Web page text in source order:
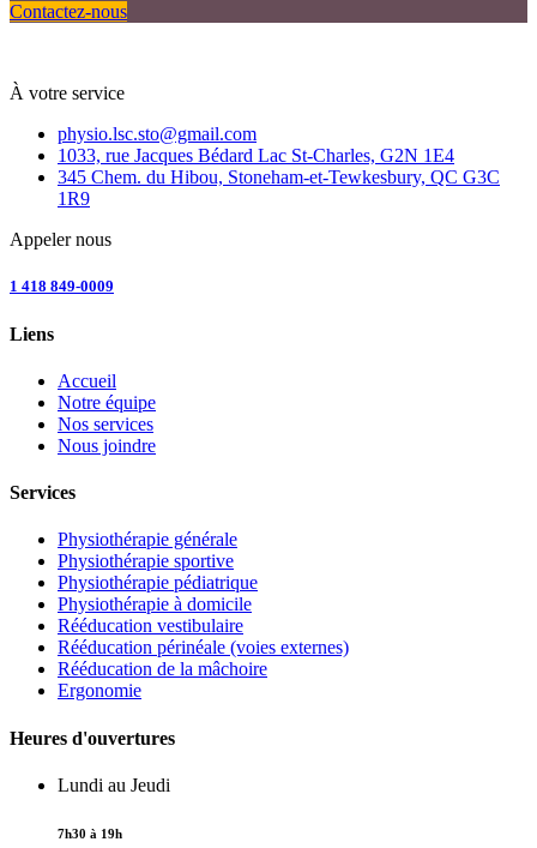
Contactez-nous
À votre service
physio.lsc.sto@gmail.com
1033, rue Jacques Bédard Lac St-Charles, G2N 1E4
345 Chem. du Hibou, Stoneham-et-Tewkesbury, QC G3C
1R9
Appeler nous
1 418 849-0009
Liens
Accueil
Notre équipe
Nos services
Nous joindre
Services
Physiothérapie générale
Physiothérapie sportive
Physiothérapie pédiatrique
Physiothérapie à domicile
Rééducation vestibulaire
Rééducation périnéale (voies externes)
Rééducation de la mâchoire
Ergonomie
Heures d'ouvertures
Lundi au Jeudi
7h30 à 19h